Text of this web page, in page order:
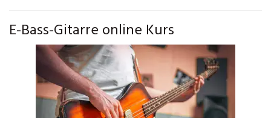
E-Bass-Gitarre online Kurs